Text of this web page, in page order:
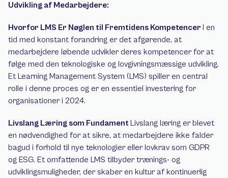
Udvikling af Medarbejdere:
Hvorfor LMS Er Nøglen til Fremtidens Kompetencer I en
tid med konstant forandring er det afgørende, at
medarbejdere løbende udvikler deres kompetencer for at
følge med den teknologiske og lovgivningsmæssige udvikling.
Et Learning Management System (LMS) spiller en central
rolle i denne proces og er en essentiel investering for
organisationer i 2024.
Livslang Læring som Fundament Livslang læring er blevet
en nødvendighed for at sikre, at medarbejdere ikke falder
bagud i forhold til nye teknologier eller lovkrav som GDPR
og ESG. Et omfattende LMS tilbyder trænings- og
udviklingsmuligheder, der skaber en kultur af kontinuerlig